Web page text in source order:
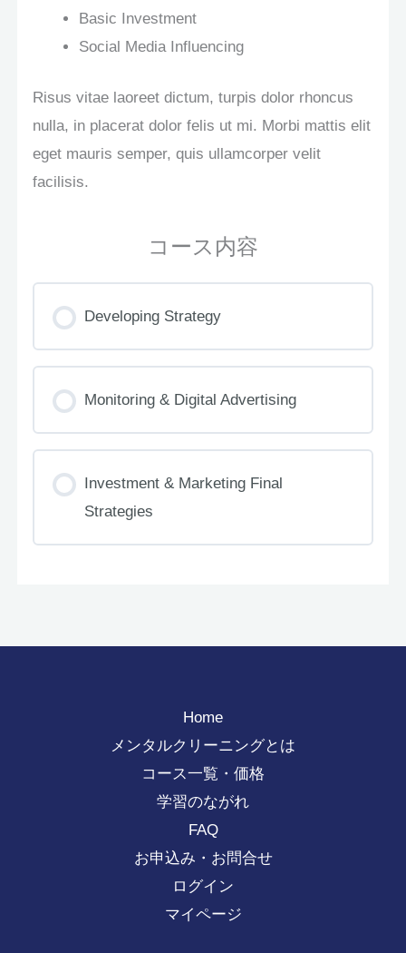
Basic Investment
Social Media Influencing
Risus vitae laoreet dictum, turpis dolor rhoncus
nulla, in placerat dolor felis ut mi. Morbi mattis elit
eget mauris semper, quis ullamcorper velit
facilisis.
コース内容
Developing Strategy
Monitoring & Digital Advertising
Investment & Marketing Final
Strategies
Home
メンタルクリーニングとは
コース一覧・価格
学習のながれ
FAQ
お申込み・お問合せ
ログイン
マイページ